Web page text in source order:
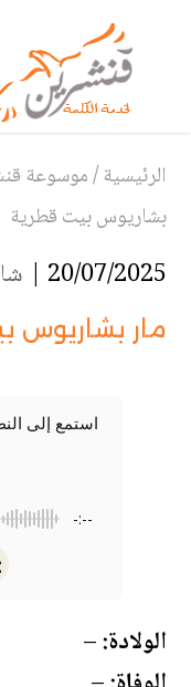
الرئيسية/موسوعة
بشاريوس بيت قطرية
20/07/2025 |
مار بشاريوس
استمع إلى
-:--
الولادة:–